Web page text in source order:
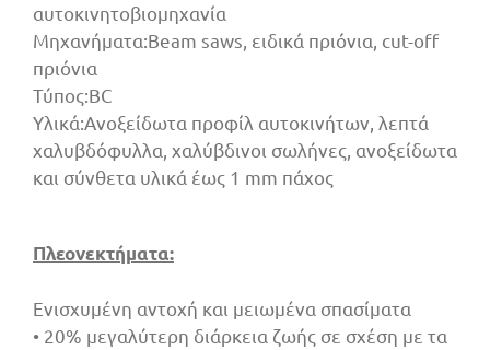
αυτοκινητοβιομηχανία
Μηχανήματα:Beam saws, ειδικά πριόνια, cut-off
πριόνια
Τύπος:BC
Υλικά:Ανοξείδωτα προφίλ αυτοκινήτων, λεπτά
χαλυβδόφυλλα, χαλύβδινοι σωλήνες, ανοξείδωτα
και σύνθετα υλικά έως 1 mm πάχος
Πλεονεκτήματα:
Ενισχυμένη αντοχή και μειωμένα σπασίματα
• 20% μεγαλύτερη διάρκεια ζωής σε σχέση με τα